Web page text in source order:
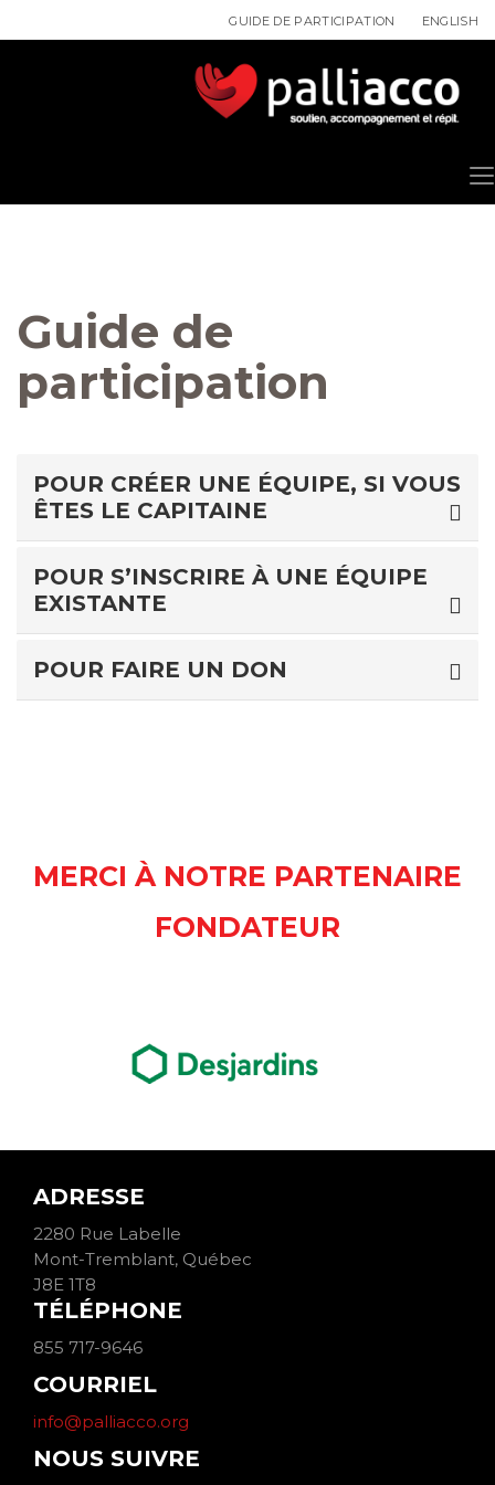
GUIDE DE PARTICIPATION ENGLISH
Guide de
participation
POUR CRÉER UNE ÉQUIPE, SI VOUS
ÊTES LE CAPITAINE
POUR S’INSCRIRE À UNE ÉQUIPE
EXISTANTE
POUR FAIRE UN DON
MERCI À NOTRE PARTENAIRE
FONDATEUR
ADRESSE
2280 Rue Labelle
Mont-Tremblant, Québec
J8E 1T8
TÉLÉPHONE
855 717-9646
COURRIEL
info@palliacco.org
NOUS SUIVRE